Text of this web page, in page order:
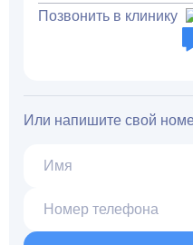
Позвонить в клинику
Или напишите свой